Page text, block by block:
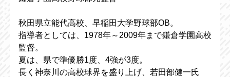
秋田県立能代高校、早稲田大学野球部OB。
指導者としては、1978年～2009年まで鎌倉学園高校
監督。
夏は、県で準優勝1度、4強が3度。
長く神奈川の高校球界を盛り上げ、若田部健一氏